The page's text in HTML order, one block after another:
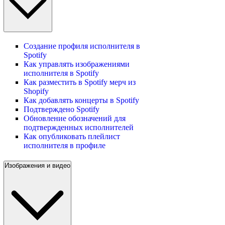
Создание профиля исполнителя в
Spotify
Как управлять изображениями
исполнителя в Spotify
Как разместить в Spotify мерч из
Shopify
Как добавлять концерты в Spotify
Подтверждено Spotify
Обновление обозначений для
подтвержденных исполнителей
Как опубликовать плейлист
исполнителя в профиле
Изображения и видео